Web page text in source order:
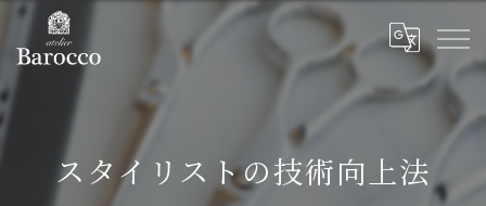
スタイリストの技術向上法